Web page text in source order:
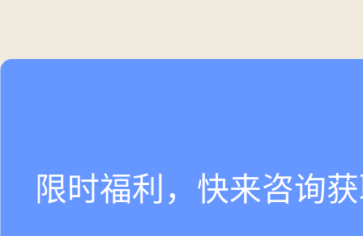
限时福利，快来咨询